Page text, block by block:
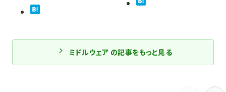
ミドルウェア の記事をもっと見る